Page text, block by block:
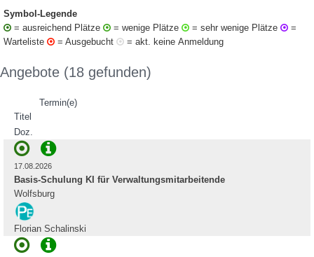
Symbol-Legende
= ausreichend Plätze
= wenige Plätze = sehr wenige Plätze
=
Warteliste
= Ausgebucht = akt. keine Anmeldung
Angebote (18 gefunden)
Termin(e)
Titel
Doz.
17.08.2026
Basis-Schulung KI für Verwaltungsmitarbeitende
Wolfsburg
Florian Schalinski